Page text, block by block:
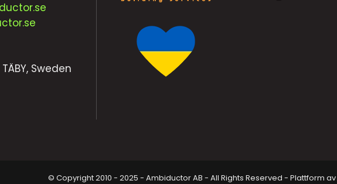
Sweden
© Copyright 2010 - 2025 - Ambiductor AB - All Rights Reserved - Plattform av